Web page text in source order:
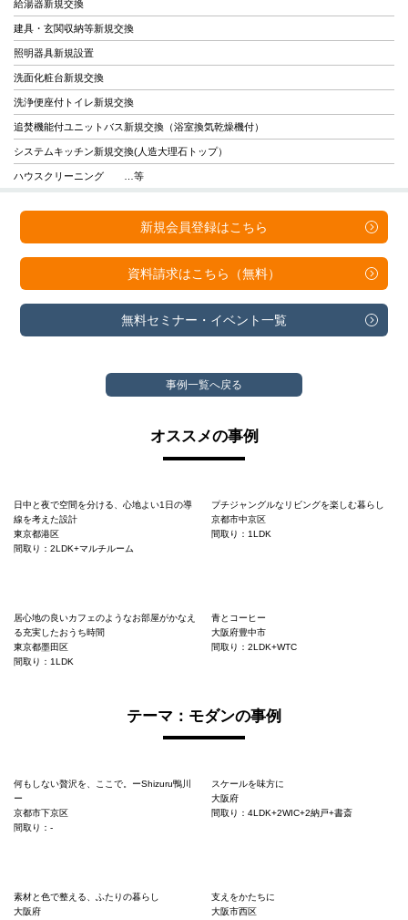
給湯器新規交換
建具・玄関収納等新規交換
照明器具新規設置
洗面化粧台新規交換
洗浄便座付トイレ新規交換
追焚機能付ユニットバス新規交換（浴室換気乾燥機付）
システムキッチン新規交換(人造大理石トップ）
ハウスクリーニング …等
新規会員登録はこちら
資料請求はこちら（無料）
無料セミナー・ イベント一覧
事例一覧へ戻る
オススメの事例
日中と夜で空間を分ける、心地よい1日の導
線を考えた設計
東京都港区
間取り：2LDK+マルチルーム
プチジャングルなリビングを楽しむ暮らし
京都市中京区
間取り：1LDK
居心地の良いカフェのようなお部屋がかなえ
る充実したおうち時間
東京都墨田区
間取り：1LDK
青とコーヒー
大阪府豊中市
間取り：2LDK+WTC
テーマ：モダンの事例
何もしない贅沢を、ここで。ーShizuru鴨川
ー
京都市下京区
間取り：-
スケールを味方に
大阪府
間取り：4LDK+2WIC+2納戸+書斎
素材と色で整える、ふたりの暮らし
大阪府
支えをかたちに
大阪市西区